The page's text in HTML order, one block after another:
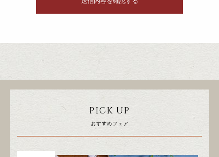
PICK UP
おすすめフェア